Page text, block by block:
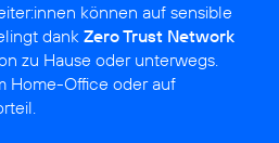
können auf sensible
dank Zero Trust Network
zu Hause oder unterwegs.
Home-Office oder auf